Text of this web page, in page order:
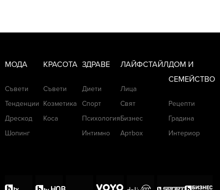
МОДА
Съвети
Тенденции
Дрескод
Шопинг
КРАСОТА
Съвети
Козметика
Коса
ЗДРАВЕ
Диети
Спорт
Психология
Интимно
ЛАЙФСТАЙЛ
Лица
Свят
Бизнес
Артbox
ДОМ И
СЕМЕЙСТВО
Рецепти
Градина
Интериор